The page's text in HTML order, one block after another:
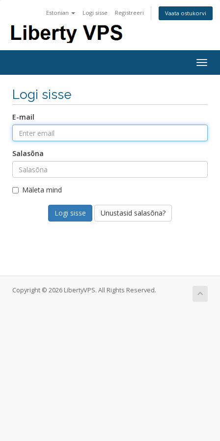
Estonian Logi sisse Registreeri Vaata ostukorvi
Logi sisse
E-mail
Salasõna
Mäleta mind
Unustasid salasõna?
Copyright © 2026 LibertyVPS. All Rights Reserved.